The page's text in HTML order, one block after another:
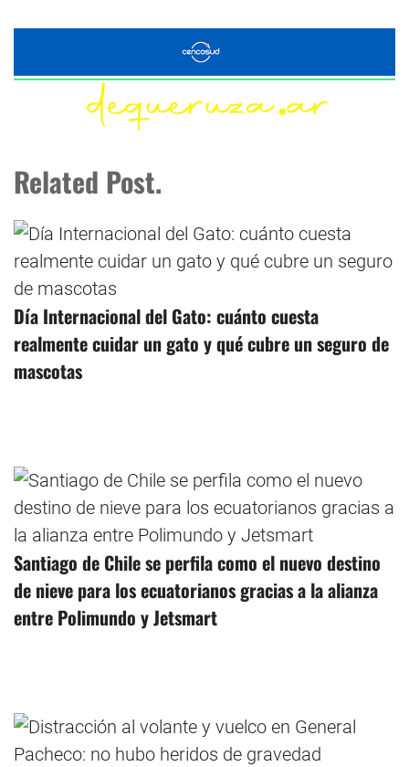
Related Post.
Día Internacional del Gato: cuánto cuesta
realmente cuidar un gato y qué cubre un seguro de
mascotas
Santiago de Chile se perfila como el nuevo destino
de nieve para los ecuatorianos gracias a la alianza
entre Polimundo y Jetsmart